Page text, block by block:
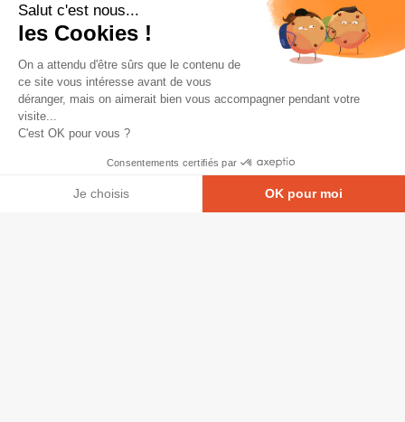
Salut c'est nous...
les Cookies !
On a attendu d'être sûrs que le contenu de
ce site vous intéresse avant de vous
déranger, mais on aimerait bien vous accompagner pendant votre
visite...
C'est OK pour vous ?
Consentements certifiés par
Je choisis OK pour moi